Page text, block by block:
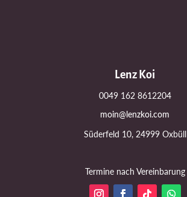
Lenz Koi
0049 162 8612204
moin@lenzkoi.com
Süderfeld 10, 24999 Oxbüll
Termine nach Vereinbarung